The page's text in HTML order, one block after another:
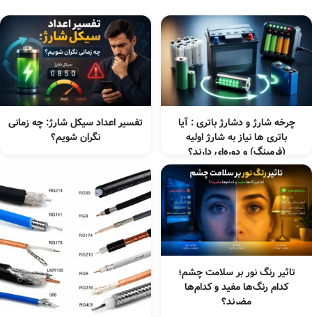
چرخه شارژ و دشارژ باتری : آیا
باتری ها نیاز به شارژ اولیه
(فرمینگ) و دوره‌ای دارند؟
تفسیر اعداد سیکل شارژ: چه زمانی
نگران شویم؟
تاثیر رنگ نور بر سلامت چشم؛
کدام رنگ‌ها مفید و کدام‌ها
مضرند؟